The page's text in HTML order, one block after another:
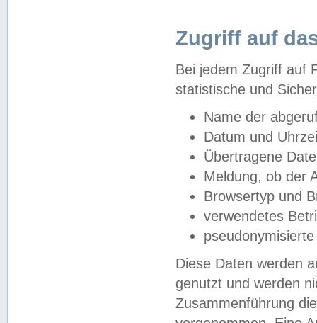
Zugriff auf
Bei jedem Zugriff auf
statistische und
Name der
Datum und
Übertragene
Meldung, ob der
Browsertyp und
verwendetes
Diese Daten werden
genutzt und werden
Zusammenführung